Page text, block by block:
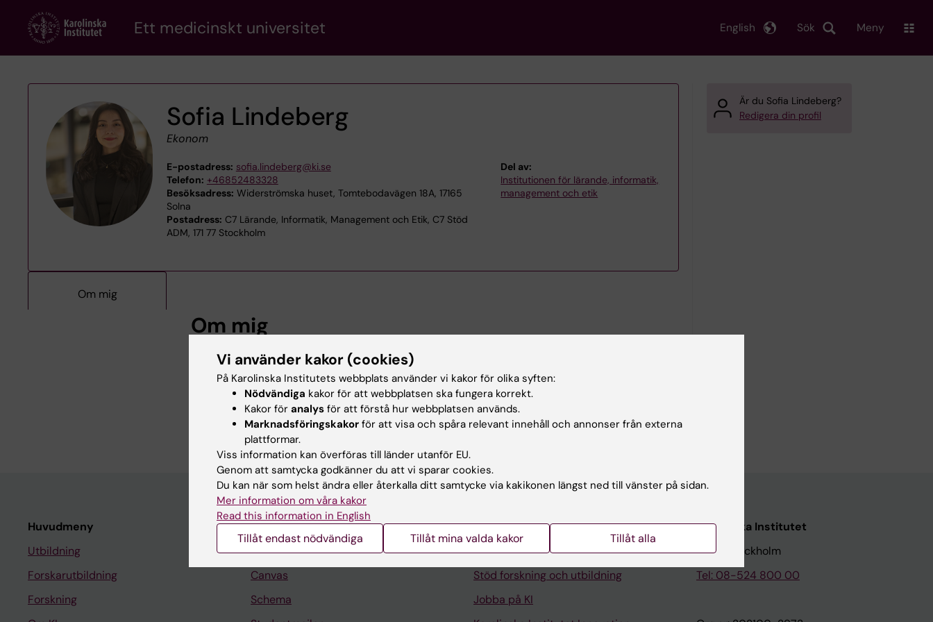
content
Ett medicinskt universitet Sök
English Meny
Sofia Lindeberg
Ekonom
E-postadress: sofia.lindeberg@ki.se
Telefon: +46852483328
Besöksadress: Widerströmska huset, Tomtebodavägen 18A, 17165
Solna
Postadress: C7 Lärande, Informatik, Management och Etik, C7 Stöd
ADM, 171 77 Stockholm
Del av:
Institutionen för lärande, informatik,
management och etik
Om mig
Om mig
Som EU-ekonom stödjer jag institutionens forskare med hanteringen av ekonomin inom
EU-finansierade projekt. Inför ansökningar erbjuder jag stöd med budgetering och i
pågående projekt ansvarar jag bland annat för uppföljning, granskning och finansiell
rapportering till EU.
Är du Sofia Lindeberg?
Redigera din profil
Huvudmeny
Utbildning
Forskarutbildning
Forskning
Student
Ladok
Canvas
Schema
Kontakta och besök KI
Universitetsbiblioteket
Stöd forskning och utbildning
Jobba på KI
Karolinska Institutet
171 77 Stockholm
Tel: 08-524 800 00
Vi använder kakor (cookies)
På Karolinska Institutets webbplats använder vi kakor för olika syften:
Nödvändiga kakor för att webbplatsen ska fungera korrekt.
Kakor för analys för att förstå hur webbplatsen används.
Marknadsföringskakor för att visa och spåra relevant innehåll och annonser från externa
plattformar.
Viss information kan överföras till länder utanför EU.
Genom att samtycka godkänner du att vi sparar cookies.
Du kan när som helst ändra eller återkalla ditt samtycke via kakikonen längst ned till vänster på sidan.
Mer information om våra kakor
Read this information in English
Tillåt endast nödvändiga Tillåt mina valda kakor Tillåt alla